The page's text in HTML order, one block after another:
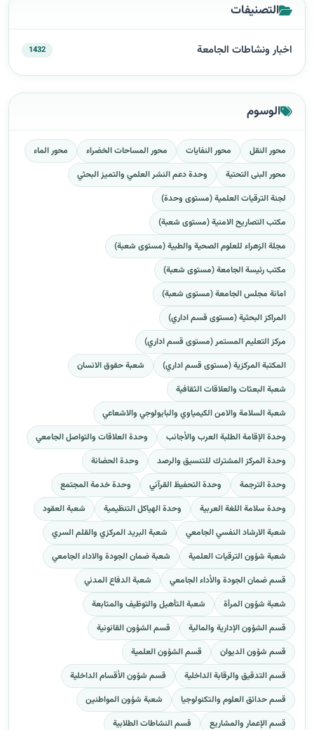
التصنيفات
اخبار ونشاطات الجامعة 1432
الوسوم
محور النقل محور النفايات محور المساحات الخضراء
محور الماء
محور البنى التحتية
وحدة دعم النشر العلمي والتميز البحثي
لجنة الترقيات العلمية (مستوى وحدة)
مكتب التصاريح الامنية (مستوى شعبة)
مجلة الزهراء للعلوم الصحية والطبية (مستوى شعبة)
مكتب رئيسة الجامعة (مستوى شعبة)
امانة مجلس الجامعة (مستوى شعبة)
المراكز البحثية (مستوى قسم اداري)
مركز التعليم المستمر (مستوى قسم اداري)
المكتبة المركزية (مستوى قسم اداري)
شعبة حقوق الانسان
شعبة البعثات والعلاقات الثقافية
شعبة السلامة والامن الكيمياوي والبايولوجي والاشعاعي
وحدة الإقامة الطلبة العرب والأجانب
وحدة العلاقات والتواصل الجامعي
وحدة المركز المشترك للتنسيق والرصد
وحدة الحضانة
وحدة الترجمة
وحدة التحفيظ القرآني
وحدة خدمة المجتمع
وحدة سلامة اللغة العربية
وحدة الهياكل التنظيمية
شعبة العقود
شعبة الارشاد النفسي الجامعي
شعبة البريد المركزي والقلم السري
شعبة شؤون الترقيات العلمية
شعبة ضمان الجودة والاداء الجامعي
قسم ضمان الجودة والأداء الجامعي
شعبة الدفاع المدني
شعبة شؤون المرأة
شعبة التأهيل والتوظيف والمتابعة
قسم الشؤون الإدارية والمالية
قسم الشؤون القانونية
قسم شؤون الديوان
قسم الشؤون العلمية
قسم التدقيق والرقابة الداخلية
قسم شؤون الأقسام الداخلية
قسم حدائق العلوم والتكنولوجيا
شعبة شؤون المواطنين
قسم الإعمار والمشاريع
قسم النشاطات الطلابية